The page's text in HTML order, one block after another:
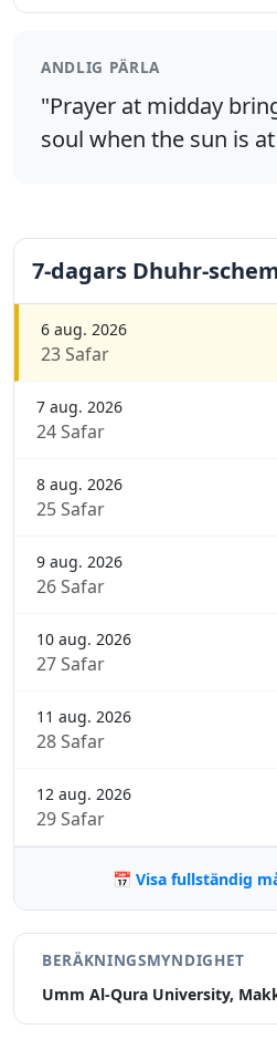
ANDLIG PÄRLA
"Prayer at midday
soul when the sun is
7-dagars Dhuhr-
6 aug. 2026
23 Safar
7 aug. 2026
24 Safar
8 aug. 2026
25 Safar
9 aug. 2026
26 Safar
10 aug. 2026
27 Safar
11 aug. 2026
28 Safar
12 aug. 2026
29 Safar
📅 Visa fullständig
BERÄKNINGSMYNDIGHET
Umm Al-Qura University,